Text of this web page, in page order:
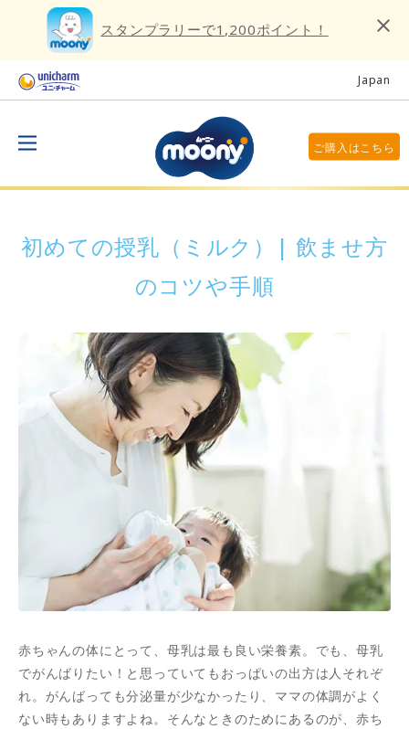
スタンプラリーで1,200ポイント！
Japan
ご購入はこちら
初めての授乳（ミルク）| 飲ませ方
のコツや手順
赤ちゃんの体にとって、母乳は最も良い栄養素。でも、母乳
でがんばりたい！と思っていてもおっぱいの出方は人それぞ
れ。がんばっても分泌量が少なかったり、ママの体調がよく
ない時もありますよね。そんなときのためにあるのが、赤ち